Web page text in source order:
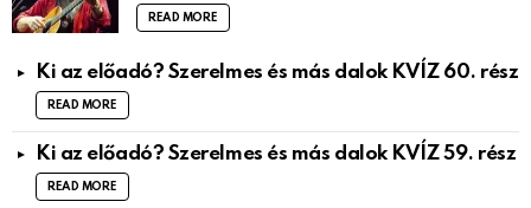
READ MORE
Ki az előadó? Szerelmes és más dalok KVÍZ 60. rész
READ MORE
Ki az előadó? Szerelmes és más dalok KVÍZ 59. rész
READ MORE